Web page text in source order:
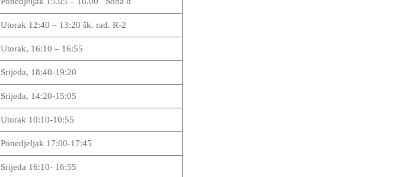
Utorak 12:40 – 13:20 šk. rad. R-2
Utorak, 16:10 – 16:55
Srijeda, 18:40-19:20
Srijeda, 14:20-15:05
Utorak 10:10-10:55
Ponedjeljak 17:00-17:45
Srijeda 16:10- 16:55